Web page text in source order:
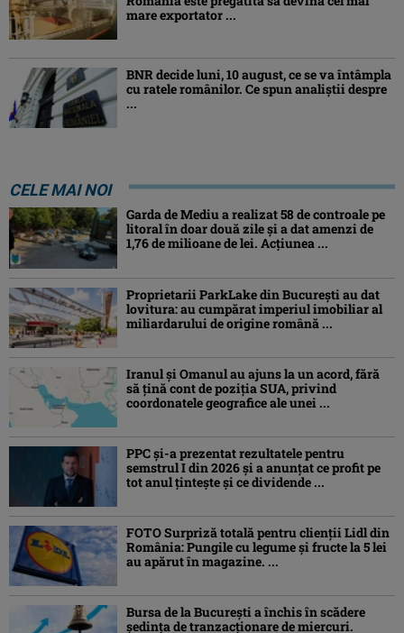
mare exportator ...
BNR decide luni, 10 august, ce se va întâmpla
cu ratele românilor. Ce spun analiștii despre
...
CELE MAI NOI
Garda de Mediu a realizat 58 de controale pe
litoral în doar două zile și a dat amenzi de
1,76 de milioane de lei. Acțiunea ...
Proprietarii ParkLake din București au dat
lovitura: au cumpărat imperiul imobiliar al
miliardarului de origine română ...
Iranul și Omanul au ajuns la un acord, fără
să țină cont de poziția SUA, privind
coordonatele geografice ale unei ...
PPC și-a prezentat rezultatele pentru
semstrul I din 2026 și a anunțat ce profit pe
tot anul țintește și ce dividende ...
FOTO Surpriză totală pentru clienții Lidl din
România: Pungile cu legume și fructe la 5 lei
au apărut în magazine. ...
Bursa de la București a închis în scădere
ședința de tranzacționare de miercuri.